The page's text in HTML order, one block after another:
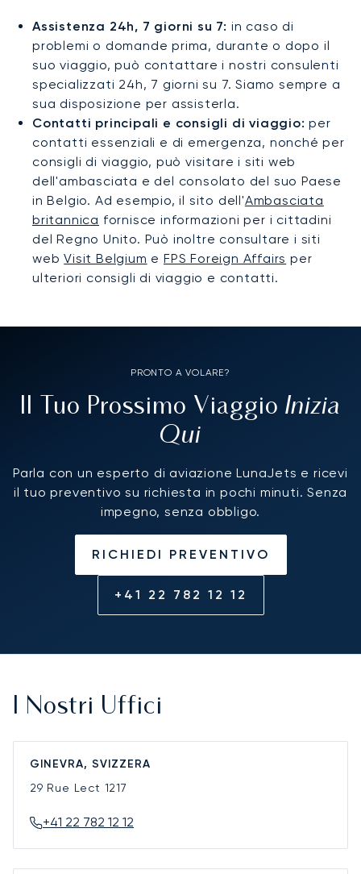
Assistenza 24h, 7 giorni su 7: in caso di
problemi o domande prima, durante o dopo il
suo viaggio, può contattare i nostri consulenti
specializzati 24h, 7 giorni su 7. Siamo sempre a
sua disposizione per assisterla.
Contatti principali e consigli di viaggio: per
contatti essenziali e di emergenza, nonché per
consigli di viaggio, può visitare i siti web
dell'ambasciata e del consolato del suo Paese
in Belgio. Ad esempio, il sito dell'Ambasciata
britannica fornisce informazioni per i cittadini
del Regno Unito. Può inoltre consultare i siti
webVisit Belgium eFPS Foreign Affairs per
ulteriori consigli di viaggio e contatti.
PRONTO A VOLARE?
Il Tuo Prossimo Viaggio Inizia
Qui
Parla con un esperto di aviazione LunaJets e ricevi
il tuo preventivo su richiesta in pochi minuti. Senza
impegno, senza obbligo.
RICHIEDI PREVENTIVO
+41 22 782 12 12
I Nostri Uffici
GINEVRA, SVIZZERA
29 Rue Lect 1217
+41 22 782 12 12